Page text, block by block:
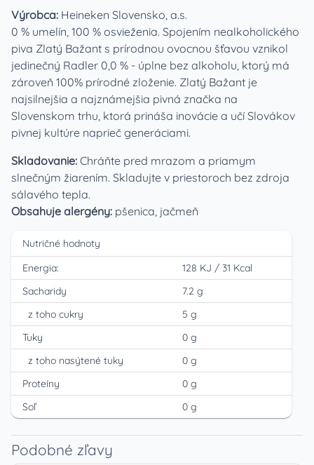
Výrobca: Heineken Slovensko, a.s.
0 % umelín, 100 % osvieženia. Spojením nealkoholického
piva Zlatý Bažant s prírodnou ovocnou šťavou vznikol
jedinečný Radler 0,0 % - úplne bez alkoholu, ktorý má
zároveň 100% prírodné zloženie. Zlatý Bažant je
najsilnejšia a najznámejšia pivná značka na
Slovenskom trhu, ktorá prináša inovácie a učí Slovákov
pivnej kultúre naprieč generáciami.
Skladovanie: Chráňte pred mrazom a priamym
slnečným žiarením. Skladujte v priestoroch bez zdroja
sálavého tepla.
Obsahuje alergény: pšenica, jačmeň
Nutričné hodnoty
Energia:
128 KJ / 31 Kcal
Sacharidy
7.2 g
z toho cukry
5 g
Tuky
0 g
z toho nasýtené tuky
0 g
Proteíny
0 g
Soľ
0 g
Podobné zľavy